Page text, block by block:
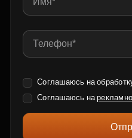
Соглашаюсь на
Соглашаюсь на